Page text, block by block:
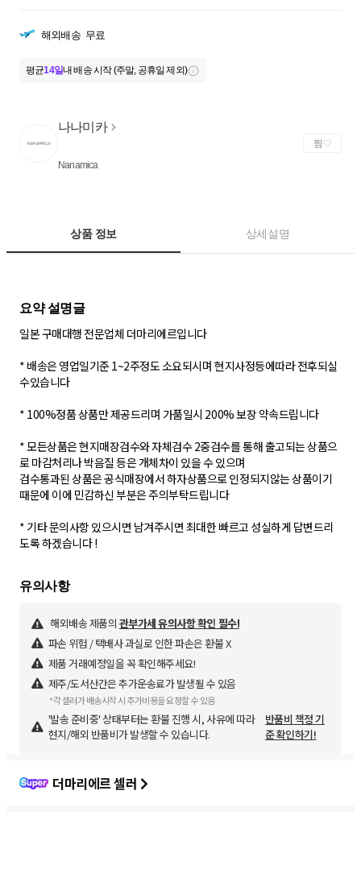
해외배송 무료
평균14일내 배송 시작 (주말, 공휴일 제외)
나나미카
Nanamica
찜
상품 정보 상세설명
요약 설명글
일본 구매대행 전문업체 더마리에르입니다
* 배송은 영업일기준 1~2주정도 소요되시며 현지사정등에따라 전후되실
수있습니다
* 100%정품 상품만 제공드리며 가품일시 200% 보장 약속드립니다
* 모든상품은 현지매장검수와 자체검수 2중검수를 통해 출고되는 상품으
로 마감처리나 박음질 등은 개체차이 있을 수 있으며
검수통과된 상품은 공식매장에서 하자상품으로 인정되지않는 상품이기
때문에 이에 민감하신 부분은 주의부탁드립니다
* 기타 문의사항 있으시면 남겨주시면 최대한 빠르고 성실하게 답변드리
도록 하겠습니다 !
유의사항
해외배송 제품의 관부가세 유의사항 확인 필수!
파손 위험 / 택배사 과실로 인한 파손은 환불 X
제품 거래예정일을 꼭 확인해주세요!
제주/도서산간은 추가운송료가 발생될 수 있음
*각 셀러가 배송시작 시 추가비용을 요청할 수 있음
'발송 준비중' 상태부터는 환불 진행 시, 사유에 따라
현지/해외 반품비가 발생할 수 있습니다.
반품비 책정 기
준 확인하기!
더마리에르 셀러